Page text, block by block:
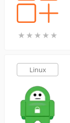
★ ★ ★ ★ ★
★ ★ ★ ★ ★
Linux